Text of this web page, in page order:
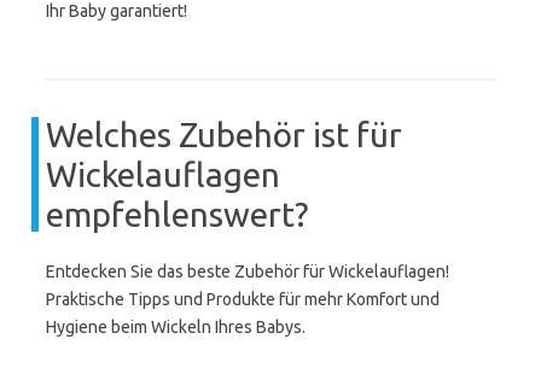
Ihr Baby garantiert!
Welches Zubehör ist für
Wickelauflagen
empfehlenswert?
Entdecken Sie das beste Zubehör für Wickelauflagen!
Praktische Tipps und Produkte für mehr Komfort und
Hygiene beim Wickeln Ihres Babys.